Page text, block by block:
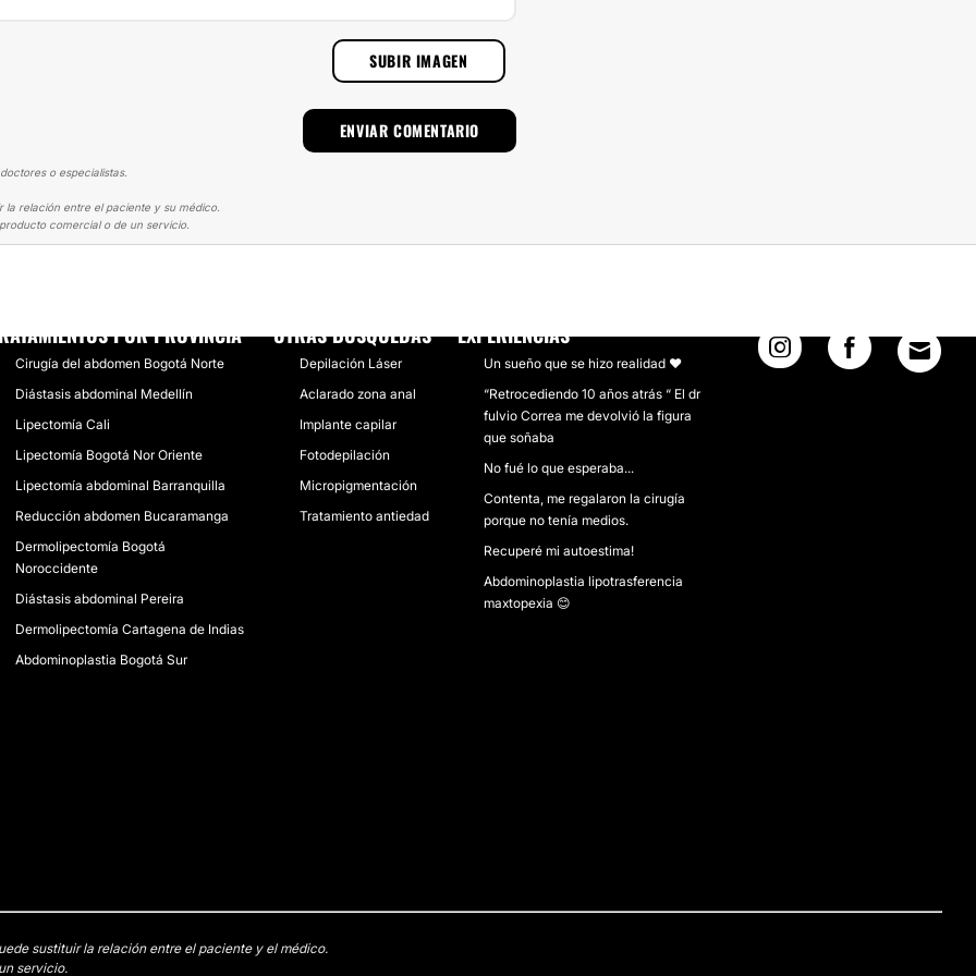
SUBIR IMAGEN
o especialistas.
relación entre el paciente y su médico.
comercial o de un servicio.
POR PROVINCIA
Cirugía del abdomen Bogotá Norte
Diástasis abdominal Medellín
Lipectomía Cali
Lipectomía Bogotá Nor Oriente
Lipectomía abdominal Barranquilla
Reducción abdomen Bucaramanga
Dermolipectomía Bogotá
Noroccidente
Diástasis abdominal Pereira
Dermolipectomía Cartagena de Indias
Abdominoplastia Bogotá Sur
OTRAS BÚSQUEDAS
Depilación Láser
Aclarado zona anal
Implante capilar
Fotodepilación
Micropigmentación
Tratamiento antiedad
EXPERIENCIAS
Un sueño que se hizo realidad ❤
“Retrocediendo 10 años atrás “ El dr
fulvio Correa me devolvió la figura
que soñaba
No fué lo que esperaba...
Contenta, me regalaron la cirugía
porque no tenía medios.
Recuperé mi autoestima!
Abdominoplastia lipotrasferencia
maxtopexia 😊
sustituir la relación entre el paciente y el médico.
servicio.